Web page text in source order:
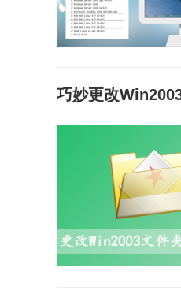
巧妙更改